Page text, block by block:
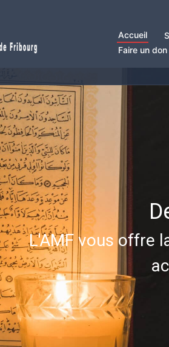
Accueil
Faire un don
L'AMF vous offre
Télécharger